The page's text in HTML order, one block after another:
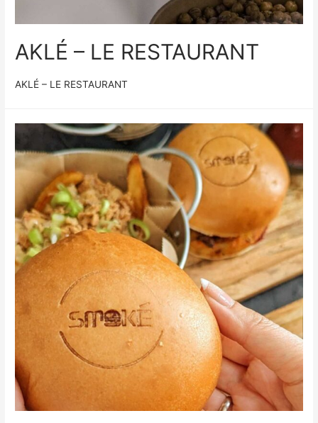
AKLÉ – LE RESTAURANT
AKLÉ – LE RESTAURANT